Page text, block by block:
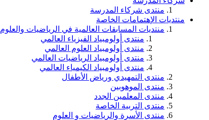
منتدى شركاء المدرسة
منتديات الإهتمامات الخاصة
منتديات المسابقات العالمية في الرياضيات والعلوم
منتدى أولومبياد الفيزياء العالمي
منتدى أولومبياد العلوم العالمي
منتدى أولومبياد الرياضيات العالمي
منتدى أولومبياد الكيمياء العالمي
منتدى التمهيدي ورياض الأطفال
منتدى الموهوبين
منتدى المعلمين الجدد
منتدى التربية الخاصة
منتدى الأسرة والرياضيات و العلوم